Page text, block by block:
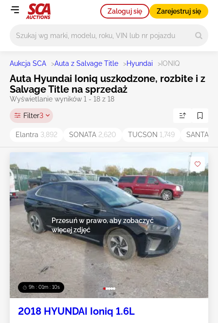
Zaloguj się Zarejestruj się
Aukcja SCA >Auta z Salvage Title >Hyundai >IONIQ
Auta Hyundai Ioniq uszkodzone, rozbite i z
Salvage Title na sprzedaż
Wyświetlanie wyników 1 - 18 z 18
Filter3
Elantra 3,892 SONATA 2,620 TUCSON 1,749 SANTA
9h : 01m : 08s
Przesuń w prawo, aby zobaczyć
więcej zdjęć
2018 HYUNDAI Ioniq 1.6L